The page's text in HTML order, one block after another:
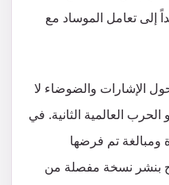
إلى تعامل الموساد مع
الإشارات والضوضاء لا
العالمية الثانية. في
ومبالغة تم فرضها
بنشر نسخة مفصلة من